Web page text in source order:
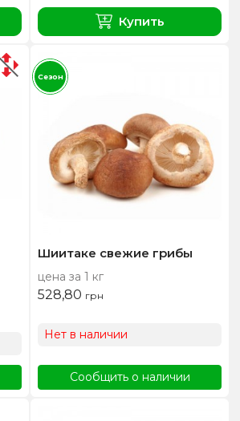
Купить
Шиитаке свежие грибы
цена за 1 кг
528,80 грн
Нет в наличии
Сообщить о наличии
Сезон